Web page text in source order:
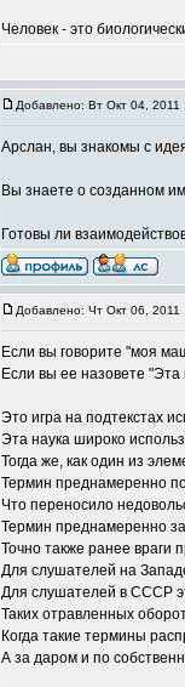
Человек - это
Добавлено: Вт Окт 04, 2011
Арслан, вы знакомы с
Вы знаете о созданном
Готовы ли
Добавлено: Чт Окт 06, 2011
Если вы говорите "моя
Если вы ее назовете
Это игра на подтекстах
Эта наука широко
Тогда же, как один из
Термин преднамеренно
Что переносило
Термин преднамеренно
Точно также ранее враги
Для слушателей на
Для слушателей в СССР
Таких отравленных
Когда такие термины
А за даром и по